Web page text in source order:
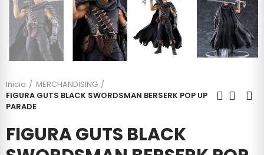
Inicio
MERCHANDISING
FIGURA GUTS BLACK SWORDSMAN BERSERK POP UP
PARADE
FIGURA GUTS BLACK